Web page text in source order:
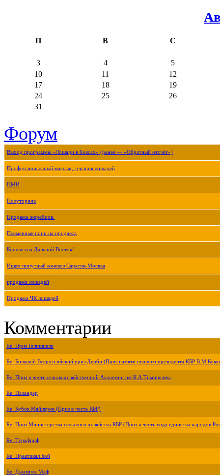
П В С
3 4
5
10
11
12
17
18
19
24
25
26
31
Форум
Выход программы «Лошади в боксах» (ранее — «Обратный отсчёт»)
Профессиональный массаж, терапия лошадей
ЦМИ
Полуторник
Продажа жеребцов.
Племенные пони на продажу.
Коневоз на Дальний Восток!
Ищем попутный коневоз Саратов-Москва
продажа лошадей
Продажа ЧК лошадей
Комментарии
Re: Приз Гелишикли
Re: Большой Всероссийский приз Дерби (Приз памяти первого президента КБР
Re: Приз в честь сельскохозяйственной Академии им.К.А.Тимирязева
Re: Паландер
Re: Кубок Майлеров (Приз в честь КБР)
Re: Приз Министерства сельского хозяйства КБР (Приз в честь года единства народов
Re: Турафриф
Re: Практикал Бой
Re: Джамила Маф